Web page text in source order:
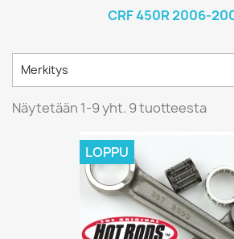
CRF 450R 2006-
Merkitys
Näytetään 1-9 yht. 9 tuotteesta
LOPPU